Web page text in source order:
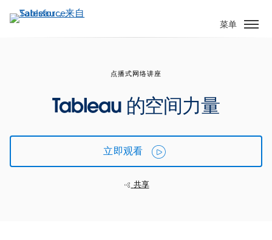
转
菜单
点播式网络讲座
Tableau 的空间力量
立即观看
共享